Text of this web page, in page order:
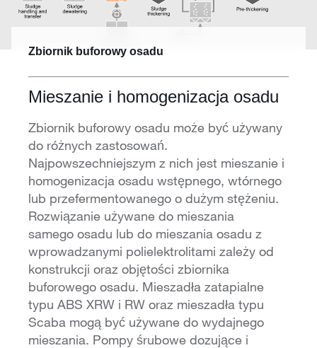
Zbiornik buforowy osadu
Mieszanie i homogenizacja osadu
Zbiornik buforowy osadu może być używany
do różnych zastosowań.
Najpowszechniejszym z nich jest mieszanie i
homogenizacja osadu wstępnego, wtórnego
lub przefermentowanego o dużym stężeniu.
Rozwiązanie używane do mieszania
samego osadu lub do mieszania osadu z
wprowadzanymi polielektrolitami zależy od
konstrukcji oraz objętości zbiornika
buforowego osadu. Mieszadła zatapialne
typu ABS XRW i RW oraz mieszadła typu
Scaba mogą być używane do wydajnego
mieszania. Pompy śrubowe dozujące i